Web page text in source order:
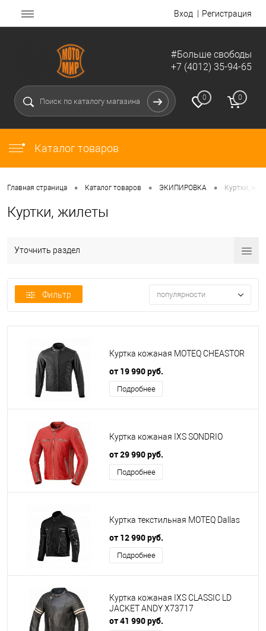
Вход Регистрация
#Больше свободы
+7 (4012) 35-94-65
0 0
Каталог товаров
Главная страница • Каталог товаров • ЭКИПИРОВКА • Куртки,
Куртки, жилеты
Уточнить раздел
Фильтр популярности
Куртка кожаная MOTEQ CHEASTOR
от 19 990 руб.
Подробнее
Куртка кожаная IXS SONDRIO
от 29 990 руб.
Подробнее
Куртка текстильная MOTEQ Dallas
от 12 990 руб.
Подробнее
Куртка кожаная IXS CLASSIC LD
JACKET ANDY X73717
от 41 990 руб.